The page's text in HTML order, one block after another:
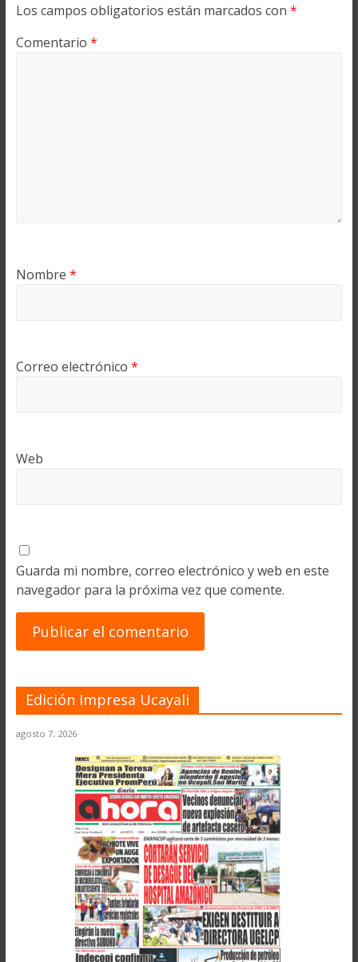
Los campos obligatorios están marcados con *
Comentario *
Nombre *
Correo electrónico *
Web
Guarda mi nombre, correo electrónico y web en este
navegador para la próxima vez que comente.
Edición Impresa Ucayali
agosto 7, 2026